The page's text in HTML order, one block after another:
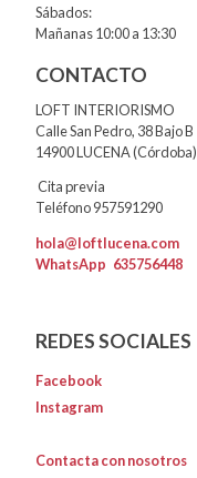
Sábados:
Mañanas 10:00 a 13:30
CONTACTO
LOFT INTERIORISMO
Calle San Pedro, 38 Bajo B
14900 LUCENA (Córdoba)
Cita previa
Teléfono 957591290
hola@loftlucena.com
WhatsApp 635756448
REDES SOCIALES
Facebook
Instagram
Contacta con nosotros